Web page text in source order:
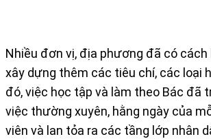
Nhiều đơn vị, địa phương đã có cách
xây dựng thêm các tiêu chí, các loại
đó, việc học tập và làm theo Bác đã
việc thường xuyên, hằng ngày của
viên và lan tỏa ra các tầng lớp nhân